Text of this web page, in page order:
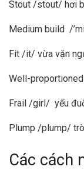
Stout /stout/ hơi
Medium build /
Fit /it/ vừa vặn
Well-proportioned
Frail /girl/ yếu
Plump /plump/
Các cách